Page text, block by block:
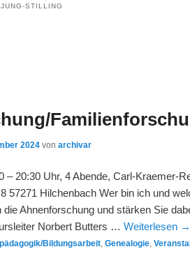
JUNG-STILLING
2024 vonarchivar
– 20:30 Uhr, 4 Abende, Carl-Kraemer-
57271 Hilchenbach Wer bin ich und
die Ahnenforschung und stärken Sie
Norbert Butters …Weiterlesen →
Bildungsarbeit,Genealogie,